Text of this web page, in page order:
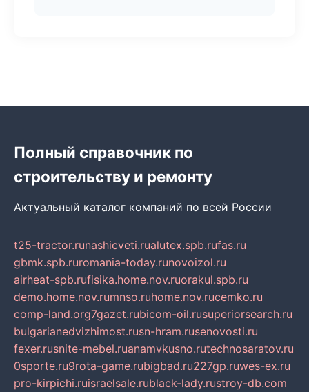
Полный справочник по
строительству и ремонту
Актуальный каталог компаний по всей России
t25-tractor.runashicveti.rualutex.spb.rufas.ru
gbmk.spb.ruromania-today.runovoizol.ru
airheat-spb.rufisika.home.nov.ruorakul.spb.ru
demo.home.nov.rumnso.ruhome.nov.rucemko.ru
comp-land.org7gazet.rubicom-oil.rusuperiorsearch.ru
bulgarianedvizhimost.rusn-hram.rusenovosti.ru
fexer.rusnite-mebel.ruanamvkusno.rutechnosaratov.ru
0sporte.ru9rota-game.rubigbad.ru227gp.ruwes-ex.ru
pro-kirpichi.ruisraelsale.rublack-lady.rustroy-db.com